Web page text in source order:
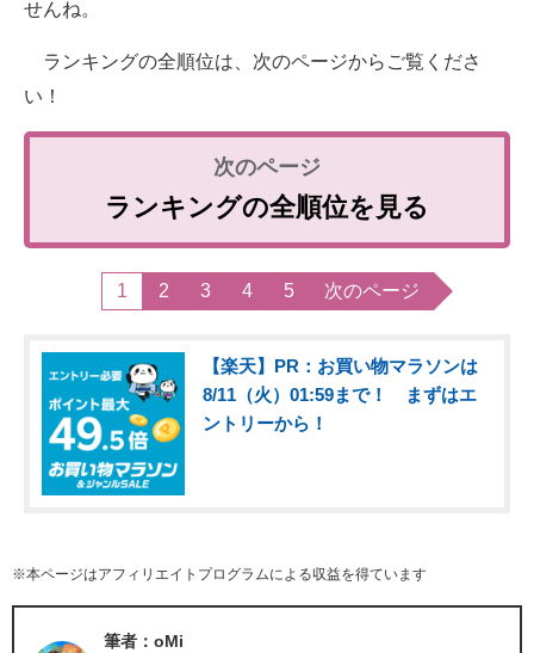
せんね。
ランキングの全順位は、次のページからご覧くださ
い！
ランキングの全順位を見る
1 2 3 4 5 次のページ
【楽天】PR：お買い物マラソンは
8/11（火）01:59まで！ まずはエ
ントリーから！
※本ページはアフィリエイトプログラムによる収益を得ています
筆者：oMi